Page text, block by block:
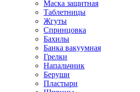
Маска защитная
Таблетницы
Жгуты
Спринцовка
Бахилы
Банка вакуумная
Грелки
Напальчник
Беруши
Пластыри